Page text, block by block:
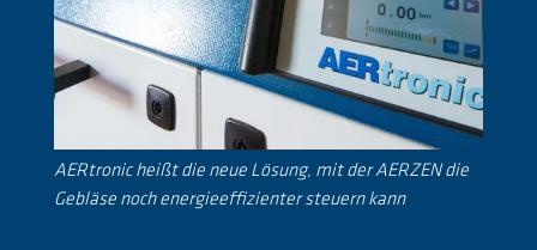
AERtronic heißt die neue Lösung, mit der AERZEN die
Gebläse noch energieeffizienter steuern kann